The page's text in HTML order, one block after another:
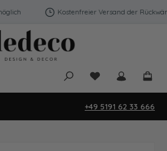
Kostenfreier Versand der
Du hast 0
+49 5191 62 33 666